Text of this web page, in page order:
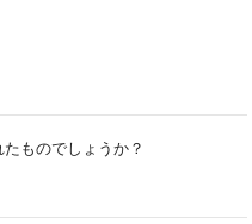
ものでしょうか？